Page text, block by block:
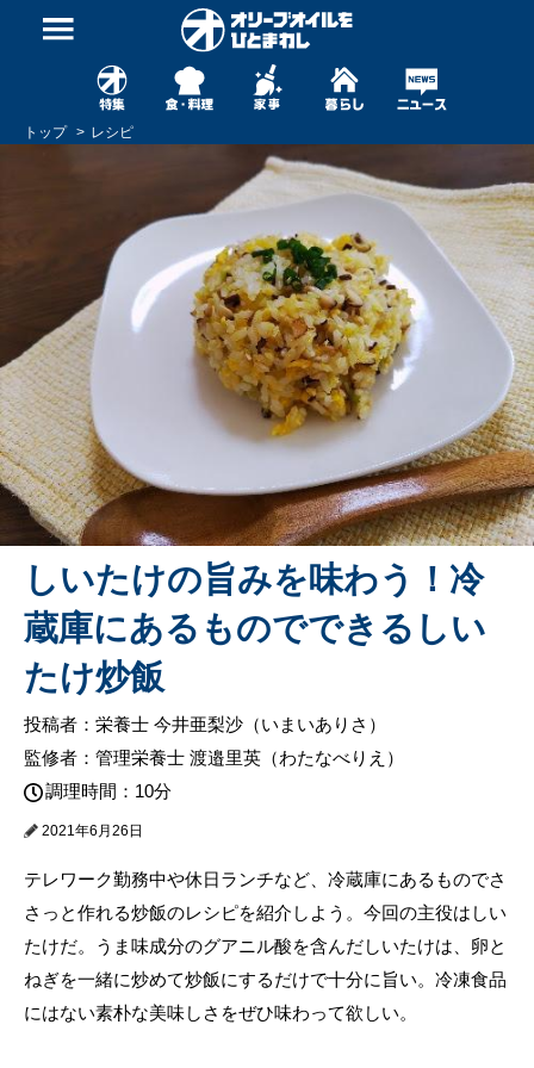
トップ レシピ
しいたけの旨みを味わう！冷
蔵庫にあるものでできるしい
たけ炒飯
投稿者：栄養士 今井亜梨沙（いまいありさ）
監修者：管理栄養士 渡邉里英（わたなべりえ）
調理時間：10分
2021年6月26日
テレワーク勤務中や休日ランチなど、冷蔵庫にあるものでさ
さっと作れる炒飯のレシピを紹介しよう。今回の主役はしい
たけだ。うま味成分のグアニル酸を含んだしいたけは、卵と
ねぎを一緒に炒めて炒飯にするだけで十分に旨い。冷凍食品
にはない素朴な美味しさをぜひ味わって欲しい。